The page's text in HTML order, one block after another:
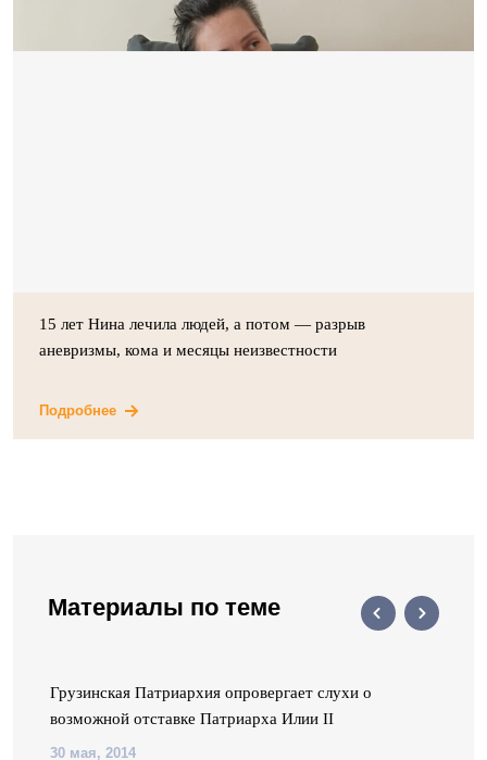
15 лет Нина лечила людей, а потом — разрыв
аневризмы, кома и месяцы неизвестности
Подробнее
Материалы по теме
Грузинская Патриархия опровергает слухи о
возможной отставке Патриарха Илии II
30 мая, 2014